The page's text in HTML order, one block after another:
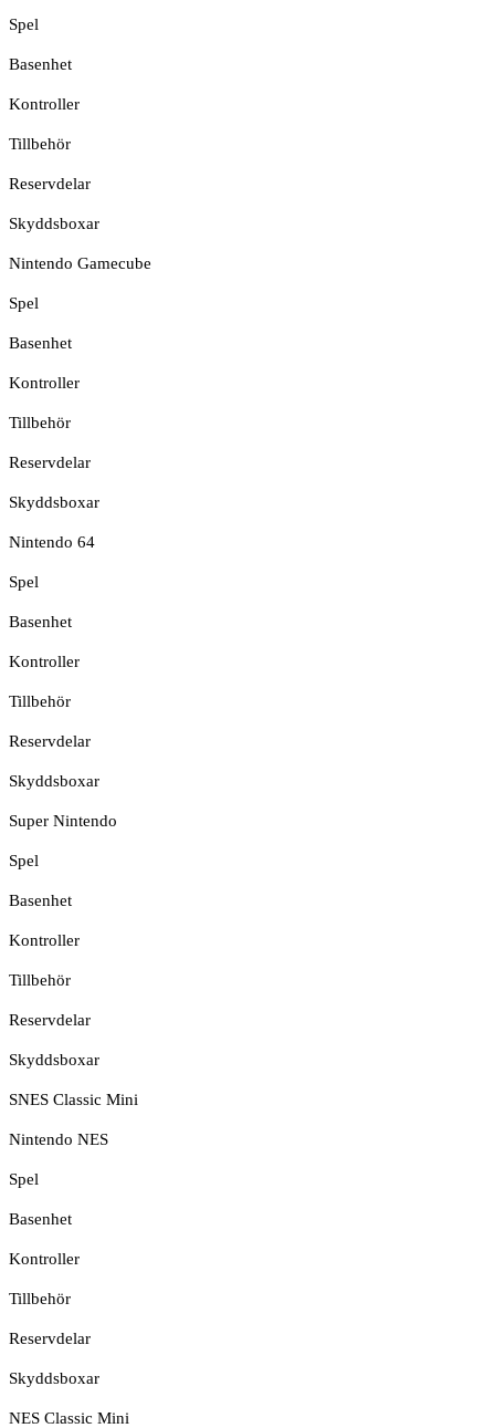
Spel
Basenhet
Kontroller
Tillbehör
Reservdelar
Skyddsboxar
Nintendo Gamecube
Spel
Basenhet
Kontroller
Tillbehör
Reservdelar
Skyddsboxar
Nintendo 64
Spel
Basenhet
Kontroller
Tillbehör
Reservdelar
Skyddsboxar
Super Nintendo
Spel
Basenhet
Kontroller
Tillbehör
Reservdelar
Skyddsboxar
SNES Classic Mini
Nintendo NES
Spel
Basenhet
Kontroller
Tillbehör
Reservdelar
Skyddsboxar
NES Classic Mini